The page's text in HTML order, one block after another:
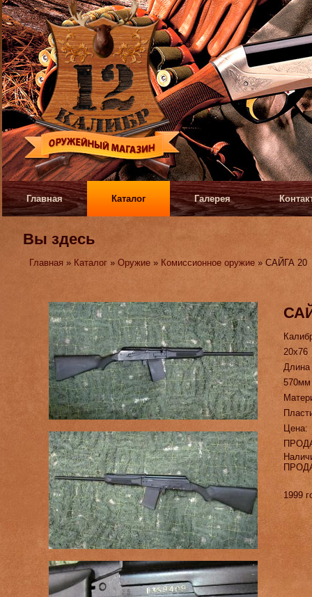
Главная Каталог Галерея
Вы здесь
Главная » Каталог »Оружие » Комиссионное оружие » САЙГА 20
20х76
570мм
Цена:
1999